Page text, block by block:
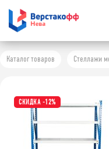
Каталог товаров Стеллажи
СКИДКА -12%